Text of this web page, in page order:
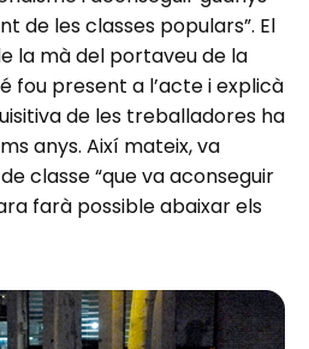
de les classes populars”. El
la mà del portaveu de la
fou present a l’acte i explicà
de les treballadores ha
anys. Així mateix, va
classe “que va aconseguir
farà possible abaixar els